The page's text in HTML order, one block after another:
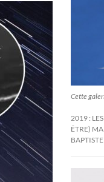
Cette
2019 :
ÊTRE)